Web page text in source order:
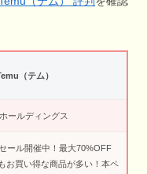
（テム）
ールディングス
ール開催中！最大70%OFF
お買い得な商品が多い！本ペ